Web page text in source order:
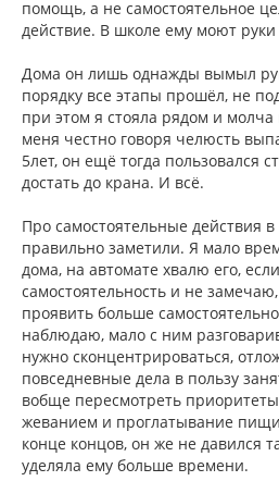
помощь, а не самостоятельное
действие. В школе ему моют руки
Дома он лишь однажды вымыл
порядку все этапы прошёл, не
при этом я стояла рядом и
меня честно говоря челюсть
5лет, он ещё тогда пользовался
достать до крана. И всё.
Про самостоятельные действия
правильно заметили. Я мало
дома, на автомате хвалю его,
самостоятельность и не замечаю,
проявить больше
наблюдаю, мало с ним
нужно сконцентрироваться,
повседневные дела в пользу
вобще пересмотреть
жеванием и проглатывание
конце концов, он же не давился
уделяла ему больше времени.